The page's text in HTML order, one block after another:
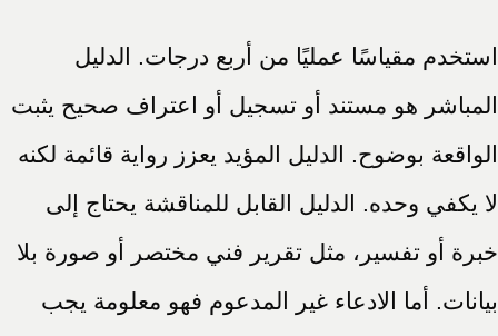
استخدم مقياسًا عمليًا من أربع درجات. الدليل
المباشر هو مستند أو تسجيل أو اعتراف صحيح يثبت
الواقعة بوضوح. الدليل المؤيد يعزز رواية قائمة لكنه
لا يكفي وحده. الدليل القابل للمناقشة يحتاج إلى
خبرة أو تفسير، مثل تقرير فني مختصر أو صورة بلا
بيانات. أما الادعاء غير المدعوم فهو معلومة يجب